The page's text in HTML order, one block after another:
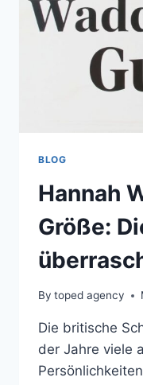
BLOG
Hannah
Größe:
By toped agency
Die britische
der Jahre viele